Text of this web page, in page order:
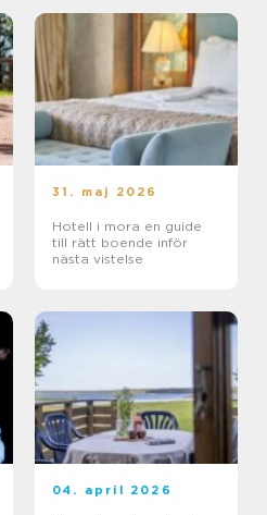
31. maj 2026
Hotell i mora en guide
till rätt boende inför
nästa vistelse
04. april 2026